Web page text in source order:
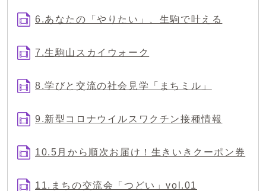
6.あなたの「やりたい」、生駒で叶える
7.生駒山スカイウォーク
8.学びと交流の社会見学「まちミル」
9.新型コロナウイルスワクチン接種情報
10.5月から順次お届け！生きいきクーポン券
11.まちの交流会「つどい」vol.01